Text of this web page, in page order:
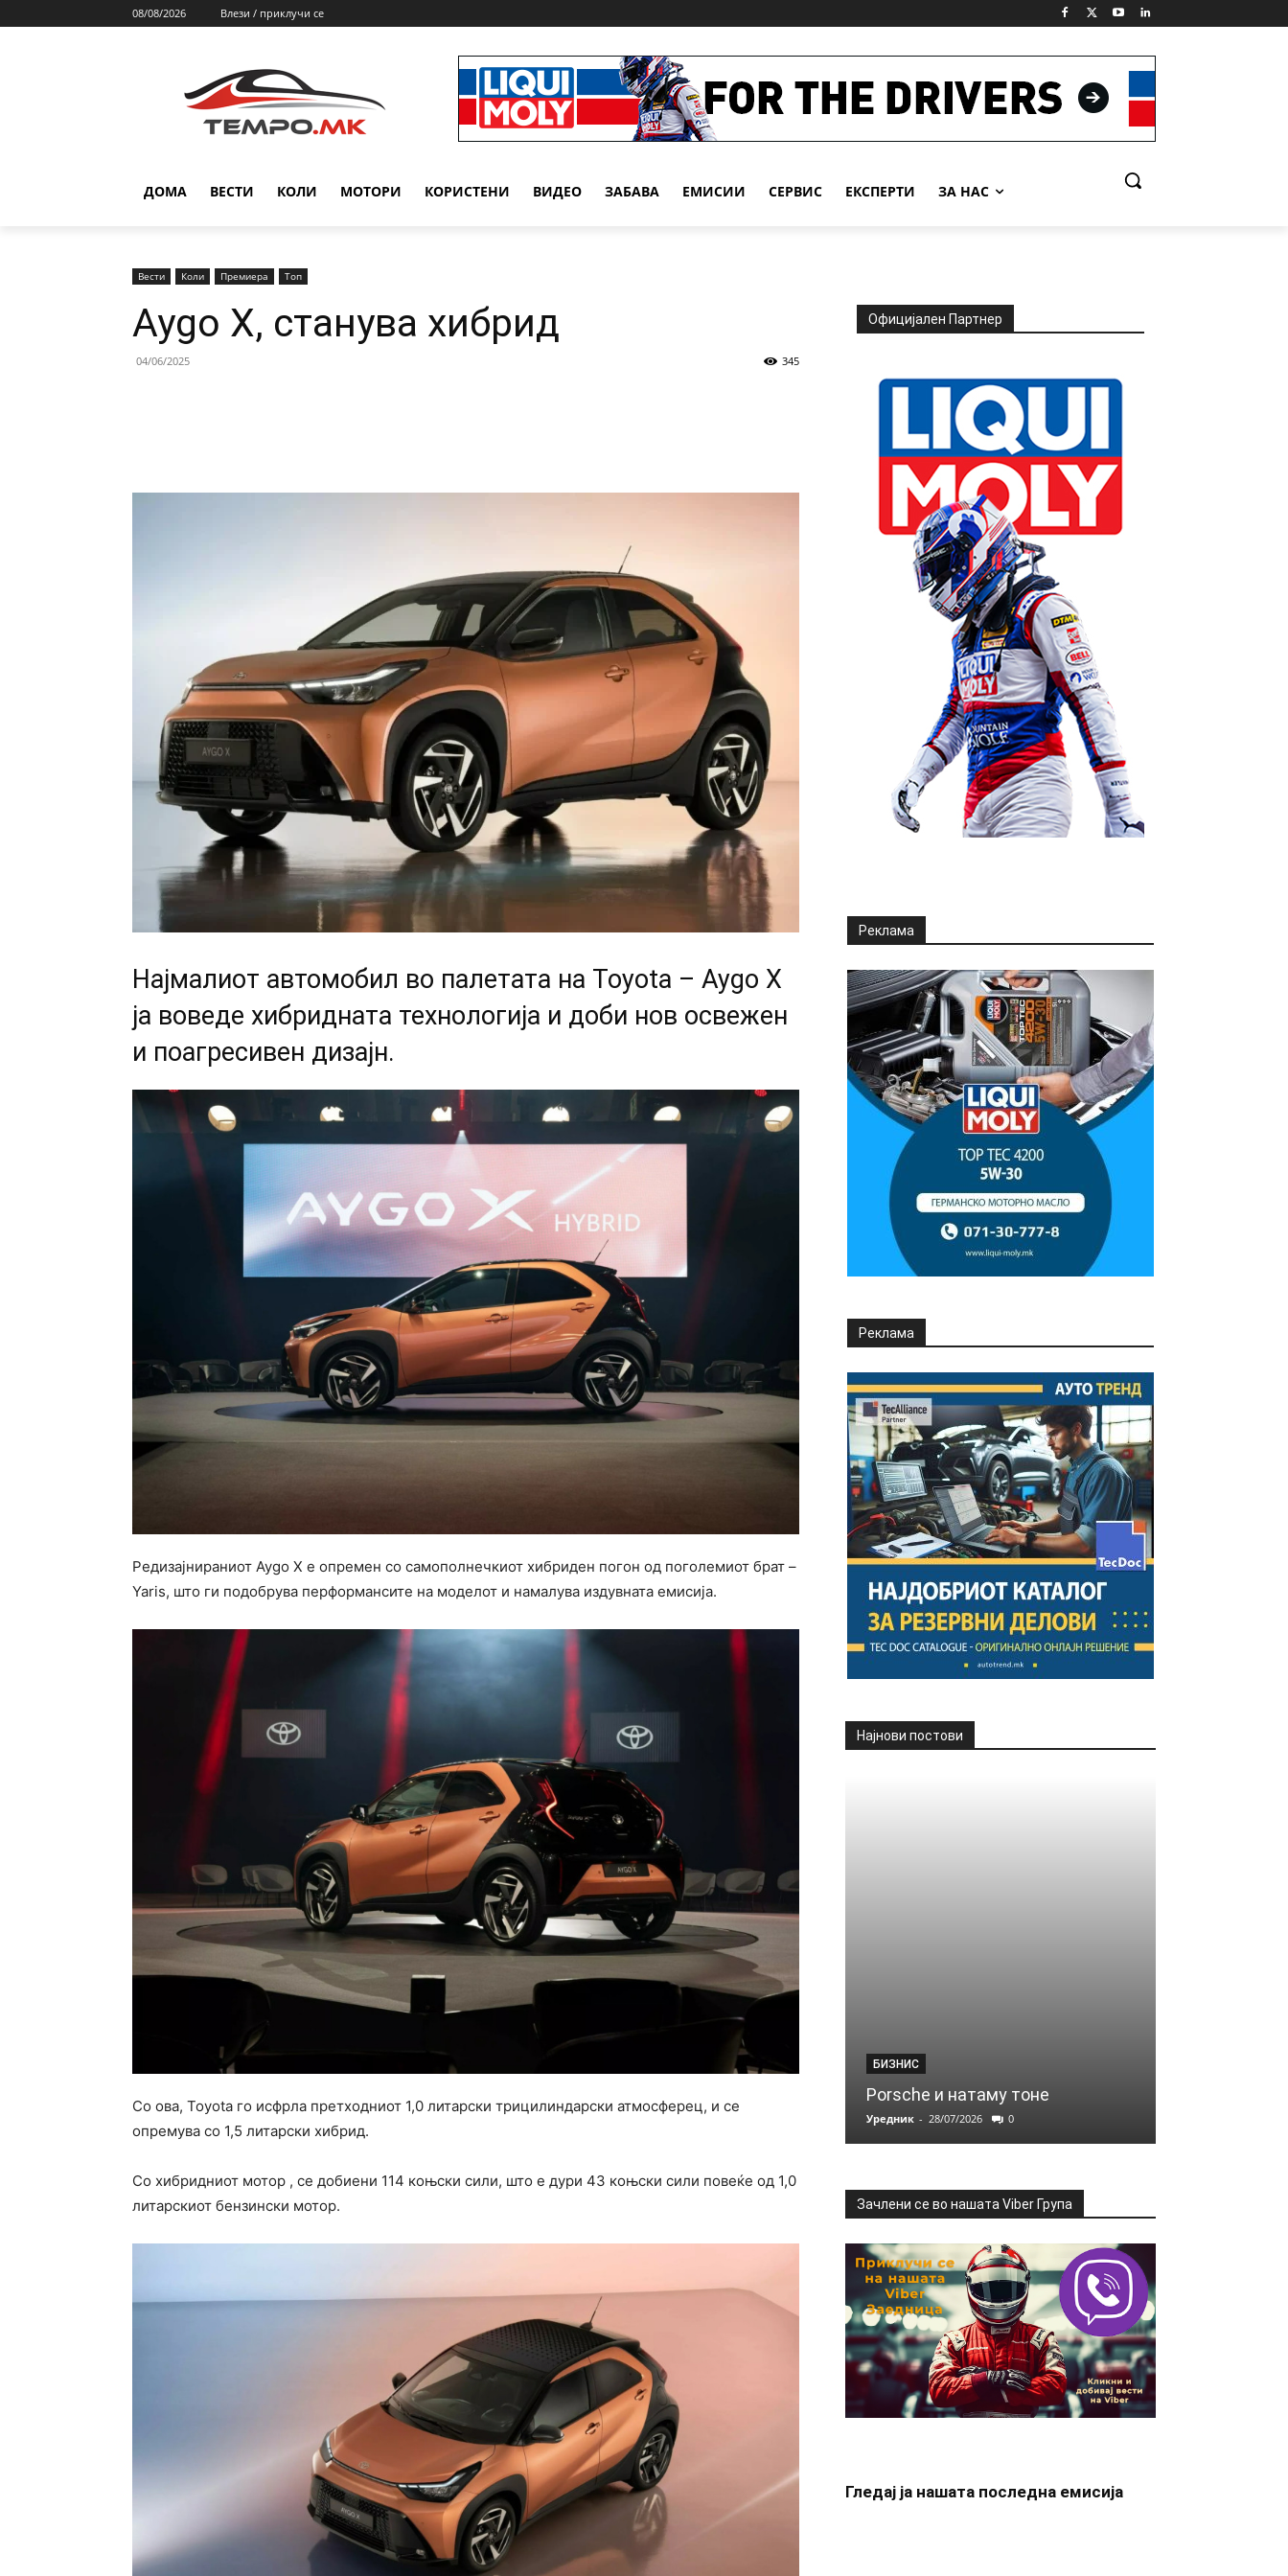
08/08/2026 Влези / приклучи се
ДОМА ВЕСТИ КОЛИ МОТОРИ КОРИСТЕНИ ВИДЕО ЗАБАВА EМИСИИ СЕРВИС ЕКСПЕРТИ ЗА НАС
Вести Коли Премиера Топ
Aygo X, станува хибрид
04/06/2025 345
Најмалиот автомобил во палетата на Toyota – Aygo X
ja воведе хибридната технологија и доби нов освежен
и поагресивен дизајн.
Редизајнираниот Aygo X е опремен со самополнечкиот хибриден погон од поголемиот брат –
Yaris, што ги подобрува перформансите на моделот и намалува издувната емисија.
Со ова, Toyota го исфрла претходниот 1,0 литарски трицилиндарски атмосферец, и се
опремува со 1,5 литарски хибрид.
Со хибридниот мотор , се добиени 114 коњски сили, што е дури 43 коњски сили повеќе од 1,0
литарскиот бензински мотор.
Официјален Партнер
Реклама
Реклама
Најнови постови
БИЗНИС
Porsche и натаму тоне
Уредник - 28/07/2026 0
Зачлени се во нашата Viber Група
Гледај ја нашата последна емисија